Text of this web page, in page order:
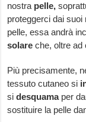
nostra pelle,
proteggerci dai
pelle, essa andrà
solare che, oltre ad
Più precisamente,
tessuto cutaneo si
sidesquamaper
sostituire la pelle